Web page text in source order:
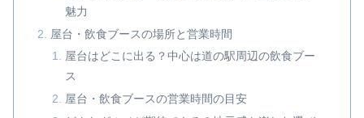
魅力
屋台・飲食ブースの場所と営業時間
屋台はどこに出る？中心は道の駅周辺の飲食ブー
ス
屋台・飲食ブースの営業時間の目安